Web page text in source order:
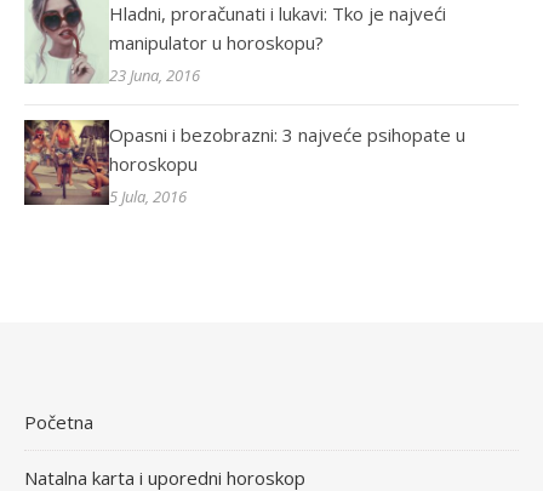
Hladni, proračunati i lukavi: Tko je najveći
manipulator u horoskopu?
23 Juna, 2016
Opasni i bezobrazni: 3 najveće psihopate u
horoskopu
5 Jula, 2016
Početna
Natalna karta i uporedni horoskop